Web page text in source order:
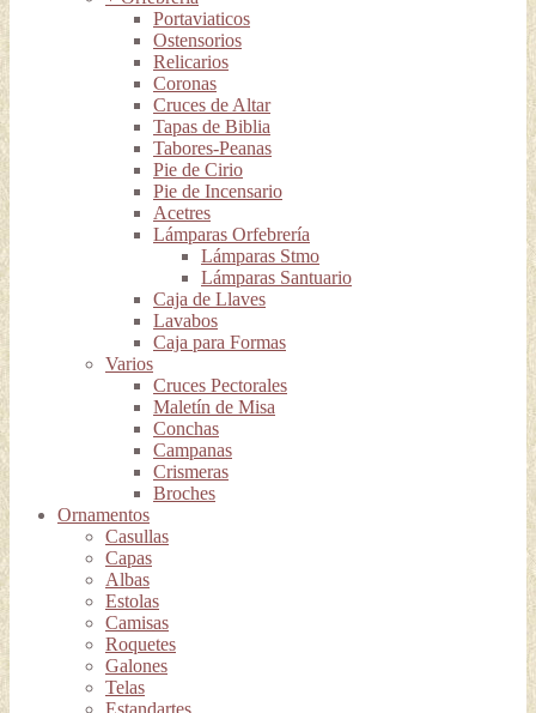
Portaviaticos
Ostensorios
Relicarios
Coronas
Cruces de Altar
Tapas de Biblia
Tabores-Peanas
Pie de Cirio
Pie de Incensario
Acetres
Lámparas Orfebrería
Lámparas Stmo
Lámparas Santuario
Caja de Llaves
Lavabos
Caja para Formas
Varios
Cruces Pectorales
Maletín de Misa
Conchas
Campanas
Crismeras
Broches
Ornamentos
Casullas
Capas
Albas
Estolas
Camisas
Roquetes
Galones
Telas
Estandartes